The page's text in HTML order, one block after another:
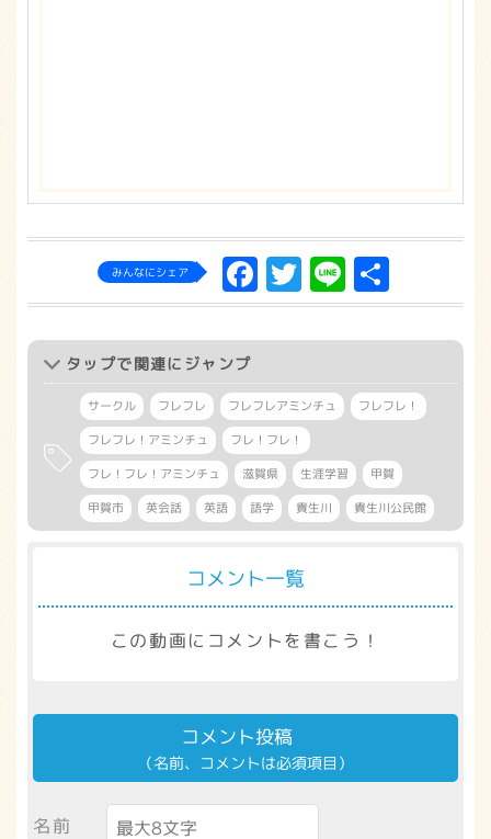
みんなにシェア Facebook
Twitter
Line
有
タップで関連にジャンプ
サークル フレフレ フレフレアミンチュ
フレフレ！
フレフレ！アミンチュ
フレ！フレ！
フレ！フレ！アミンチュ
滋賀県 生涯学習
甲賀
甲賀市
英会話 英語 語学 貴生川 貴生川公民館
コメント一覧
この動画にコメントを書こう！
コメント投稿
（名前、コメントは必須項目）
名前